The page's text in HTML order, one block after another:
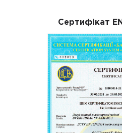
Сертифікат